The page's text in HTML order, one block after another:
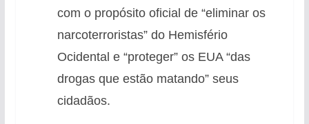
com o propósito oficial de “eliminar os
narcoterroristas” do Hemisfério
Ocidental e “proteger” os EUA “das
drogas que estão matando” seus
cidadãos.